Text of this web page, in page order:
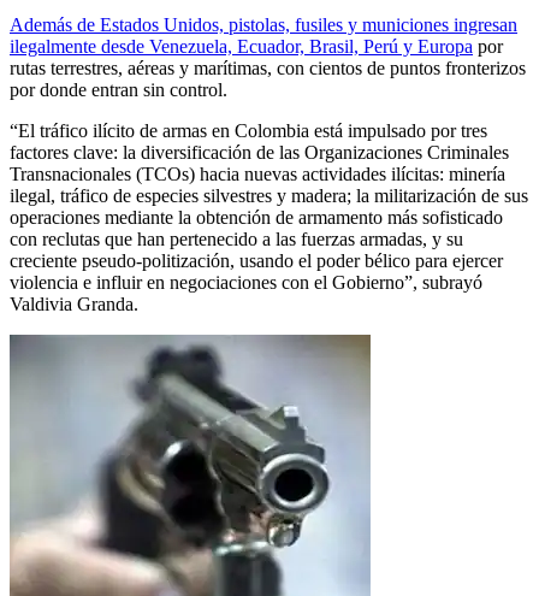
Además de Estados Unidos, pistolas, fusiles y municiones ingresan
ilegalmente desde Venezuela, Ecuador, Brasil, Perú y Europa por
rutas terrestres, aéreas y marítimas, con cientos de puntos fronterizos
por donde entran sin control.
“El tráfico ilícito de armas en Colombia está impulsado por tres
factores clave: la diversificación de las Organizaciones Criminales
Transnacionales (TCOs) hacia nuevas actividades ilícitas: minería
ilegal, tráfico de especies silvestres y madera; la militarización de sus
operaciones mediante la obtención de armamento más sofisticado
con reclutas que han pertenecido a las fuerzas armadas, y su
creciente pseudo-politización, usando el poder bélico para ejercer
violencia e influir en negociaciones con el Gobierno”, subrayó
Valdivia Granda.